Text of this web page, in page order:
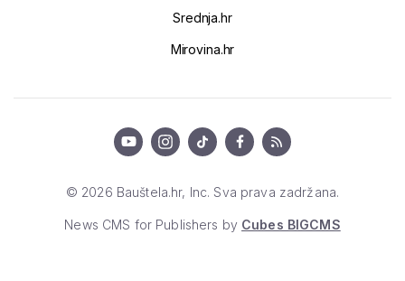
Srednja.hr
Mirovina.hr
© 2026 Bauštela.hr, Inc. Sva prava zadržana.
News CMS for Publishers by Cubes BIGCMS